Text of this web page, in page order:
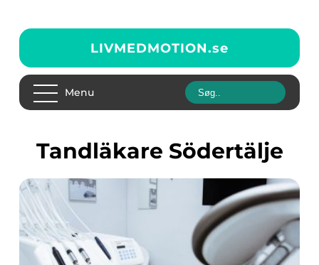
LIVMEDMOTION.se
Menu
Tandläkare Södertälje